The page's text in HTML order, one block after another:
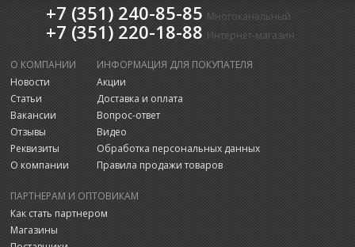
+7 (351) 240-85-85 Многоканальный
+7 (351) 220-18-88 Интернет-магазин
О КОМПАНИИ
Новости
Статьи
Вакансии
Отзывы
Реквизиты
О компании
ИНФОРМАЦИЯ ДЛЯ ПОКУПАТЕЛЯ
Акции
Доставка и оплата
Вопрос-ответ
Видео
Обработка персональных данных
Правила продажи товаров
ПАРТНЕРАМ И ОПТОВИКАМ
Как стать партнером
Магазины